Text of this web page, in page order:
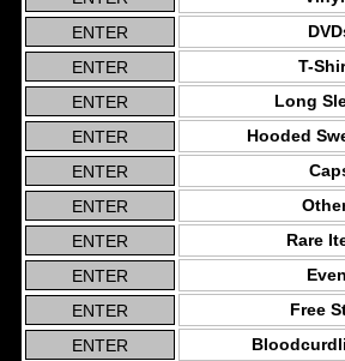
T-
Long
Hooded
Rare
Free